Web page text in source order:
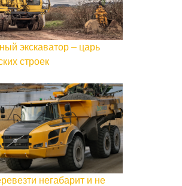
экскаватор – царь
строек
негабарит и не